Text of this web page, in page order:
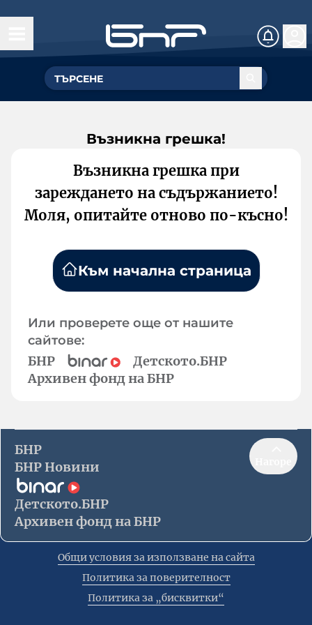
Възникна грешка!
Възникна грешка при
зареждането на съдържанието!
Моля, опитайте отново по-късно!
Към начална страница
Или проверете още от нашите
сайтове:
БНР
Детското.БНР
Архивен фонд на БНР
БНР
БНР Новини
Детското.БНР
Архивен фонд на БНР
Общи условия за използване на сайта
Политика за поверителност
Политика за „бисквитки“